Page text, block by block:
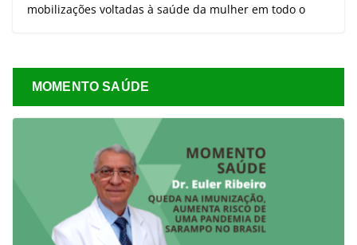
mobilizações voltadas à saúde da mulher em todo o
MOMENTO SAÚDE